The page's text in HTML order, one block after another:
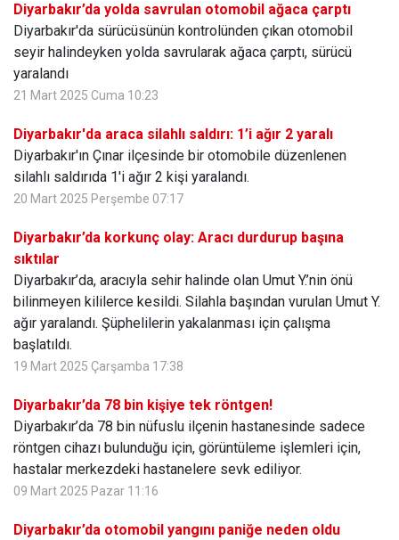
Diyarbakır’da yolda savrulan otomobil ağaca çarptı
Diyarbakır'da sürücüsünün kontrolünden çıkan otomobil
seyir halindeyken yolda savrularak ağaca çarptı, sürücü
yaralandı
21 Mart 2025 Cuma 10:23
Diyarbakır'da araca silahlı saldırı: 1’i ağır 2 yaralı
Diyarbakır'ın Çınar ilçesinde bir otomobile düzenlenen
silahlı saldırıda 1'i ağır 2 kişi yaralandı.
20 Mart 2025 Perşembe 07:17
Diyarbakır’da korkunç olay: Aracı durdurup başına
sıktılar
Diyarbakır’da, aracıyla sehir halinde olan Umut Y.’nin önü
bilinmeyen kililerce kesildi. Silahla başından vurulan Umut Y.
ağır yaralandı. Şüphelilerin yakalanması için çalışma
başlatıldı.
19 Mart 2025 Çarşamba 17:38
Diyarbakır’da 78 bin kişiye tek röntgen!
Diyarbakır’da 78 bin nüfuslu ilçenin hastanesinde sadece
röntgen cihazı bulunduğu için, görüntüleme işlemleri için,
hastalar merkezdeki hastanelere sevk ediliyor.
09 Mart 2025 Pazar 11:16
Diyarbakır’da otomobil yangını paniğe neden oldu